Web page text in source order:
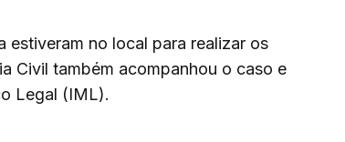
no local para realizar os
Civil também acompanhou o caso e
Legal (IML).